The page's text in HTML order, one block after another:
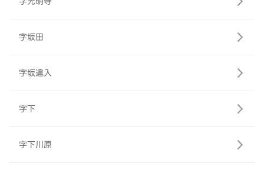
字坂田
字坂違入
字下
字下川原